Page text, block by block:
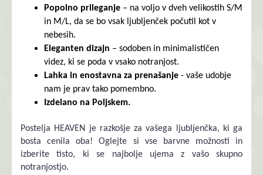
Popolno prileganje – na voljo v dveh velikostih S/M
in M/L, da se bo vsak ljubljenček počutil kot v
nebesih.
Eleganten dizajn – sodoben in minimalističen
videz, ki se poda v vsako notranjost.
Lahka in enostavna za prenašanje - vaše udobje
nam je prav tako pomembno.
Izdelano na Poljskem.
Postelja HEAVEN je razkošje za vašega ljubljenčka, ki ga
bosta cenila oba! Oglejte si vse barvne možnosti in
izberite tisto, ki se najbolje ujema z vašo skupno
notranjostjo.